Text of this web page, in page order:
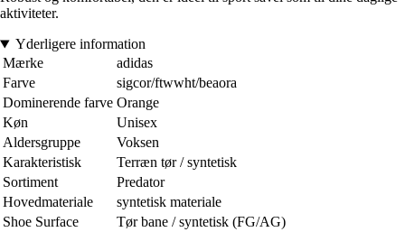
aktiviteter.
Yderligere information
Mærke
adidas
Farve
sigcor/ftwwht/beaora
Dominerende farve Orange
Køn
Unisex
Aldersgruppe
Voksen
Karakteristisk
Terræn tør / syntetisk
Sortiment
Predator
Hovedmateriale
syntetisk materiale
Shoe Surface
Tør bane / syntetisk (FG/AG)